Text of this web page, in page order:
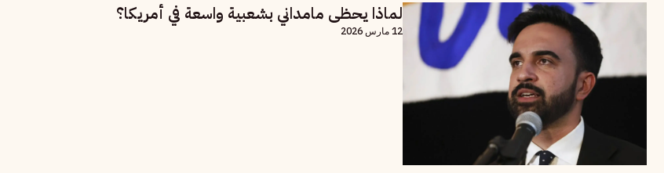
لماذا يحظى مامداني بشعبية واسعة في أمريكا؟
12 مارس 2026